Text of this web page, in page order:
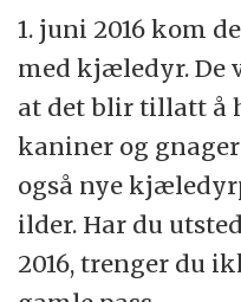
1. juni 2016 kom
med kjæledyr. De
at det blir tillatt å
kaniner og
også nye
ilder. Har du
2016, trenger du